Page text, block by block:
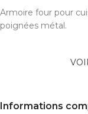
Armoire four pour
poignées métal.
Informations